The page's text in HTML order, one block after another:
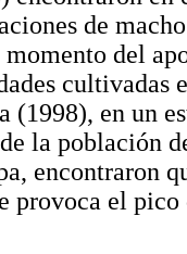
de
del
cultivadas
(1998), en un
la población
encontraron
provoca el